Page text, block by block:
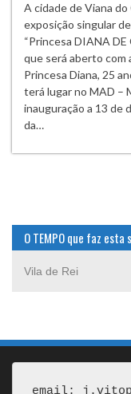
A cidade de Viana
exposição singular
“Princesa DIANA DE
que será aberto com
Princesa Diana, 25
terá lugar no MAD –
inauguração a 13 de
da…
O TEMPO que faz esta
Vila de Rei